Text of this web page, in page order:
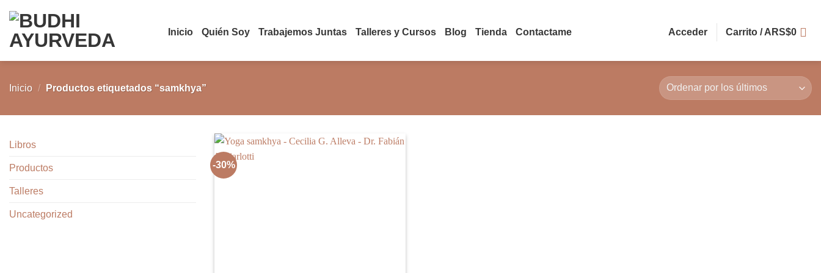
contenido
Inicio Quién Soy Trabajemos Juntas Talleres y Cursos Blog Tienda Contactame Acceder Carrito /ARS$0
Inicio / Productos etiquetados “samkhya”
Libros
Productos
Talleres
Uncategorized
-30%